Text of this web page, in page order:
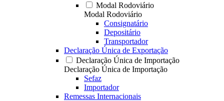
Modal Rodoviário
Modal Rodoviário
Consignatário
Depositário
Transportador
Declaração Única de Exportação
Declaração Única de Importação
Declaração Única de Importação
Sefaz
Importador
Remessas Internacionais